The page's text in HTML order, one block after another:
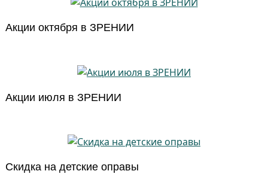
Акции октября в ЗРЕНИИ
Акции июля в ЗРЕНИИ
Скидка на детские оправы